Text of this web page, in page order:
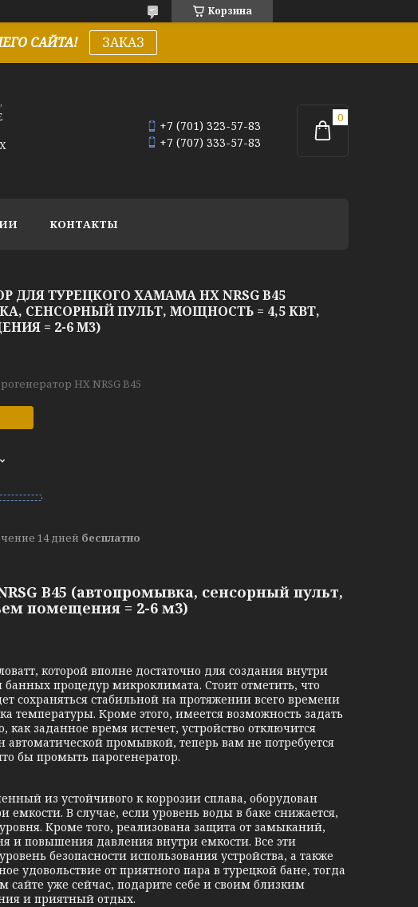
Корзина
САЙТА! ЗАКАЗ
+7 (701) 323-57-83
+7 (707) 333-57-83
КОНТАКТЫ
ДЛЯ ТУРЕЦКОГО ХАМАМА HX NRSG B45
СЕНСОРНЫЙ ПУЛЬТ, МОЩНОСТЬ = 4,5 КВТ,
= 2-6 М3)
HX NRSG B45
14 дней бесплатно
B45 (автопромывка, сенсорный пульт,
помещения = 2-6 м3)
которой вполне достаточно для создания внутри
процедур микроклимата. Стоит отметить, что
сохраняться стабильной на протяжении всего времени
Кроме этого, имеется возможность задать
заданное время истечет, устройство отключится
автоматической промывкой, теперь вам не потребуется
бы промыть парогенератор.
из устойчивого к коррозии сплава, оборудован
В случае, если уровень воды в баке снижается,
Кроме того, реализована защита от замыканий,
и повышения давления внутри емкости. Все эти
безопасности использования устройства, а также
удовольствие от приятного пара в турецкой бане, тогда
сайте уже сейчас, подарите себе и своим близким
и приятный отдых.